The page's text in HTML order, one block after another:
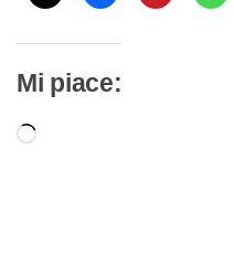
Mi piace:
Caricamento